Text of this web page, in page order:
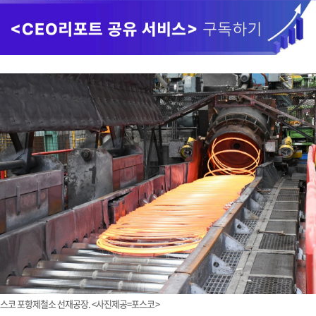
코 포항제철소 선재공장. <사진제공=포스코>